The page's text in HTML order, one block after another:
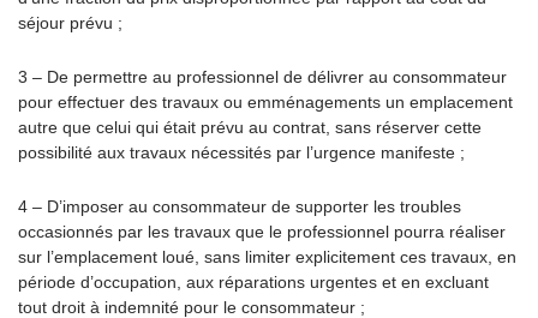
séjour prévu ;
3 – De permettre au professionnel de délivrer au consommateur
pour effectuer des travaux ou emménagements un emplacement
autre que celui qui était prévu au contrat, sans réserver cette
possibilité aux travaux nécessités par l’urgence manifeste ;
4 – D’imposer au consommateur de supporter les troubles
occasionnés par les travaux que le professionnel pourra réaliser
sur l’emplacement loué, sans limiter explicitement ces travaux, en
période d’occupation, aux réparations urgentes et en excluant
tout droit à indemnité pour le consommateur ;